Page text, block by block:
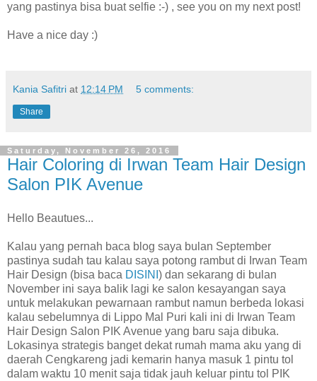
yang pastinya bisa buat selfie :-) , see you on my next post!
Have a nice day :)
Kania Safitri at 12:14 PM 5 comments:
Share
Saturday, November 26, 2016
Hair Coloring di Irwan Team Hair Design
Salon PIK Avenue
Hello Beautues...
Kalau yang pernah baca blog saya bulan September
pastinya sudah tau kalau saya potong rambut di Irwan Team
Hair Design (bisa baca DISINI ) dan sekarang di bulan
November ini saya balik lagi ke salon kesayangan saya
untuk melakukan pewarnaan rambut namun berbeda lokasi
kalau sebelumnya di Lippo Mal Puri kali ini di Irwan Team
Hair Design Salon PIK Avenue yang baru saja dibuka.
Lokasinya strategis banget dekat rumah mama aku yang di
daerah Cengkareng jadi kemarin hanya masuk 1 pintu tol
dalam waktu 10 menit saja tidak jauh keluar pintu tol PIK